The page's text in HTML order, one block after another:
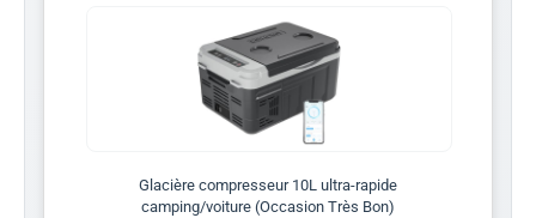
Glacière compresseur 10L ultra-rapide
camping/voiture (Occasion Très Bon)